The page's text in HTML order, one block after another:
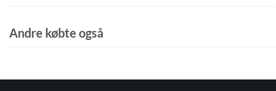
Andre købte også